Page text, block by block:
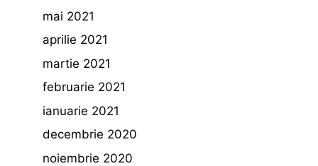
mai 2021
aprilie 2021
martie 2021
februarie 2021
ianuarie 2021
decembrie 2020
noiembrie 2020